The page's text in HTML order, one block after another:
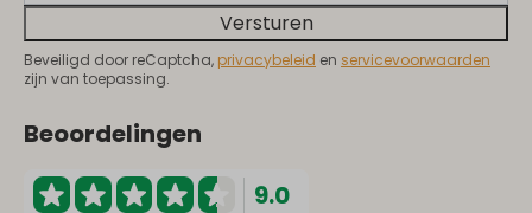
Versturen
Beveiligd door reCaptcha, privacybeleid en servicevoorwaarden
zijn van toepassing.
Beoordelingen
9.0